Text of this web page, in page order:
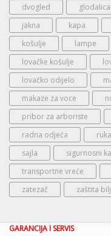
dvogled
glodalica
jakna
kapa
košulje
lampe
lovačke košulje
lovačko odijelo
makaze za voce
pribor za arboriste
radna odjeća
sajla
sigurnosni
transportne vreće
zatezač
zaštita
GARANCIJA I SERVIS